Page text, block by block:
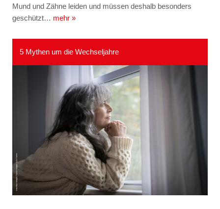
Mund und Zähne leiden und müssen deshalb besonders
geschützt… mehr »
5 Mythen um die Wechseljahre